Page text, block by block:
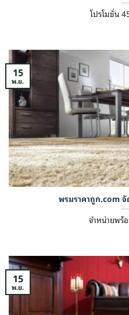
โปรโมชั่น
พรมราคาถูก.com
จำหน่ายพร้
15
พ.ย.
15
พ.ย.